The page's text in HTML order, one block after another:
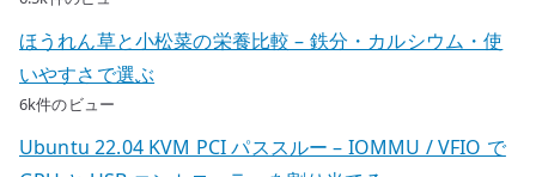
ほうれん草と小松菜の栄養比較 – 鉄分・カルシウム・使
いやすさで選ぶ
6k件のビュー
Ubuntu 22.04 KVM PCI パススルー – IOMMU / VFIO で